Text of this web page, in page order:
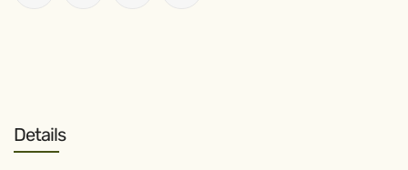
Details